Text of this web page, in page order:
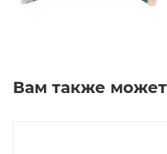
Вам также